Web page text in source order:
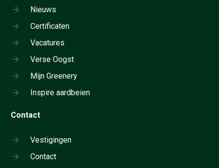
Nieuws
Certificaten
Vacatures
Verse Oogst
Mijn Greenery
Inspire aardbeien
Contact
Vestigingen
Contact